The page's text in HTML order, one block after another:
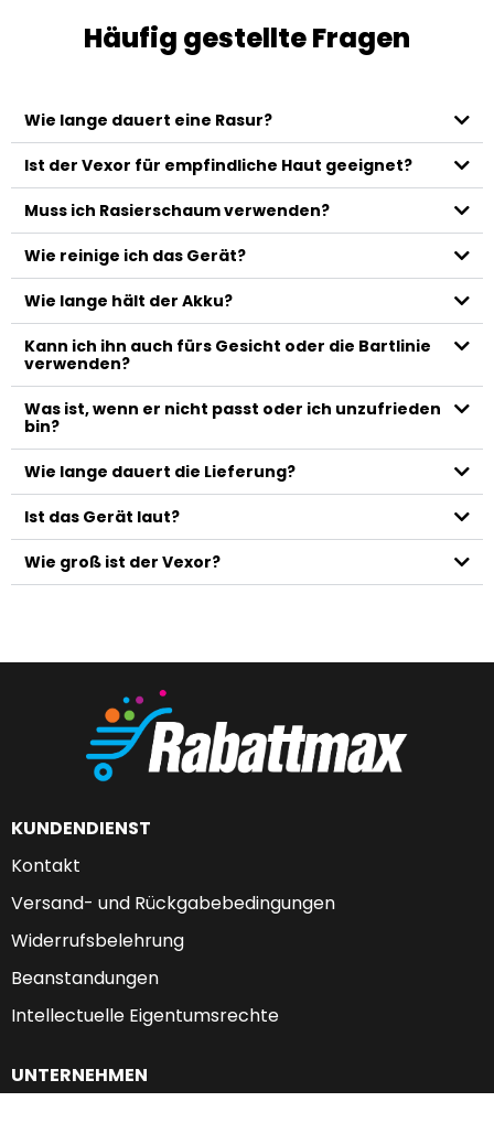
Häufig gestellte Fragen
Wie lange dauert eine Rasur?
Ist der Vexor für empfindliche Haut geeignet?
Muss ich Rasierschaum verwenden?
Wie reinige ich das Gerät?
Wie lange hält der Akku?
Kann ich ihn auch fürs Gesicht oder die Bartlinie
verwenden?
Was ist, wenn er nicht passt oder ich unzufrieden
bin?
Wie lange dauert die Lieferung?
Ist das Gerät laut?
Wie groß ist der Vexor?
KUNDENDIENST
Kontakt
Versand- und Rückgabebedingungen
Widerrufsbelehrung
Beanstandungen
Intellectuelle Eigentumsrechte
UNTERNEHMEN